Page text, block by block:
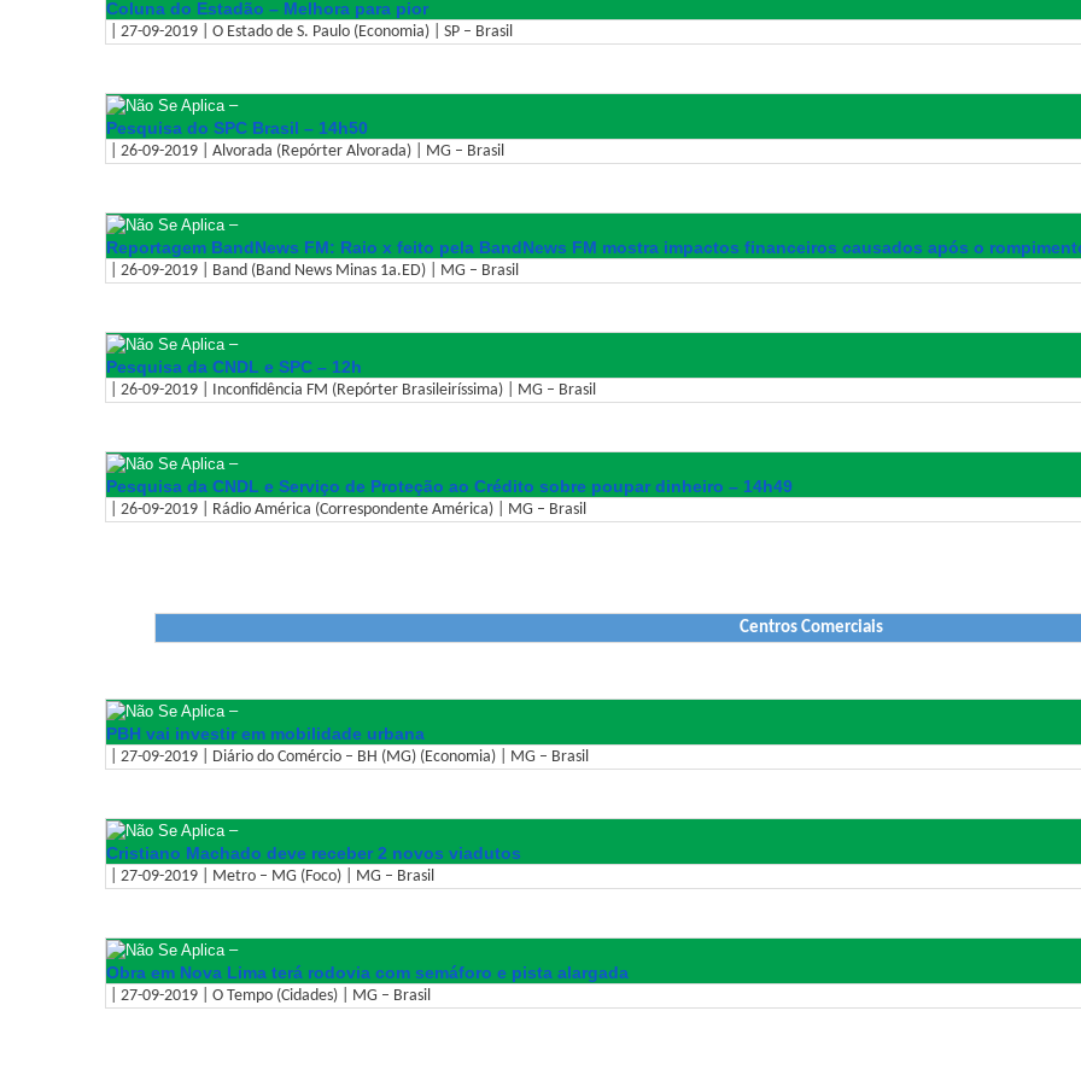
Coluna do Estadão – Melhora para pior
| 27-09-2019 | O Estado de S. Paulo (Economia) | SP – Brasil
–
Pesquisa do SPC Brasil – 14h50
| 26-09-2019 | Alvorada (Repórter Alvorada) | MG – Brasil
–
Reportagem BandNews FM: Raio x feito pela BandNews FM mostra impactos financeiros causados após o
| 26-09-2019 | Band (Band News Minas 1a.ED) | MG – Brasil
–
Pesquisa da CNDL e SPC – 12h
| 26-09-2019 | Inconfidência FM (Repórter Brasileiríssima) | MG – Brasil
–
Pesquisa da CNDL e Serviço de Proteção ao Crédito sobre poupar dinheiro – 14h49
| 26-09-2019 | Rádio América (Correspondente América) | MG – Brasil
Centros Comerciais
–
PBH vai investir em mobilidade urbana
| 27-09-2019 | Diário do Comércio – BH (MG) (Economia) | MG – Brasil
–
Cristiano Machado deve receber 2 novos viadutos
| 27-09-2019 | Metro – MG (Foco) | MG – Brasil
–
Obra em Nova Lima terá rodovia com semáforo e pista alargada
| 27-09-2019 | O Tempo (Cidades) | MG – Brasil